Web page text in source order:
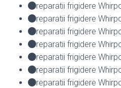
reparatii frigidere
reparatii frigidere
reparatii frigidere
reparatii frigidere
reparatii frigidere
reparatii frigidere
reparatii frigidere